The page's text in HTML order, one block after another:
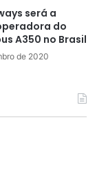
será a
do
A350 no Brasil
de 2020